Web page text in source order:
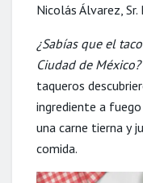
Nicolás Álvarez,
¿Sabías que el
Ciudad de México?
taqueros
ingrediente a
una carne tierna y
comida.